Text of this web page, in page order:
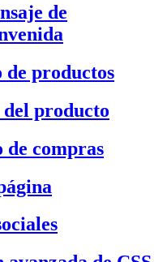
de
de productos
producto
compras